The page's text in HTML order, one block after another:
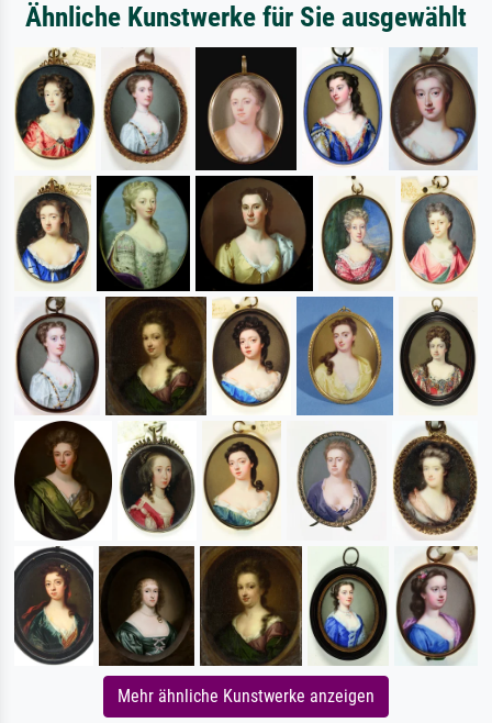
Ähnliche Kunstwerke für Sie ausgewählt
Mehr ähnliche Kunstwerke anzeigen